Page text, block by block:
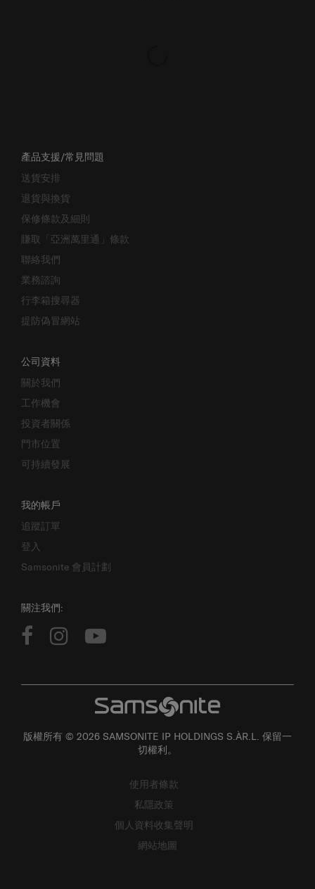
送貨安排
退貨與換貨
保修條款及細則
賺取「亞洲萬里通」條款
聯絡我們
業務諮詢
行李箱搜尋器
提防偽冒網站
關於我們
工作機會
投資者關係
門市位置
可持續發展
追蹤訂單
登入
Samsonite 會員計劃
切權利。
私隱政策
個人資料收集聲明
網站地圖